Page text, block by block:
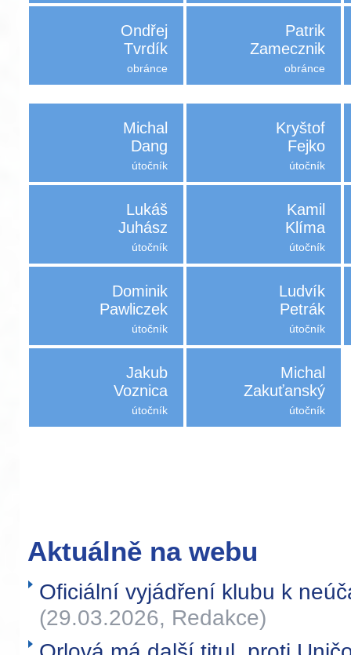
Ondřej
Tvrdík
obránce
Patrik
Zamecznik
obránce
Michal
Dang
útočník
Kryštof
Fejko
útočník
Lukáš
Juhász
útočník
Kamil
Klíma
útočník
Dominik
Pawliczek
útočník
Ludvík
Petrák
útočník
Jakub
Voznica
útočník
Michal
Zakuťanský
útočník
Aktuálně na webu
Oficiální vyjádření klubu k
(29.03.2026, Redakce)